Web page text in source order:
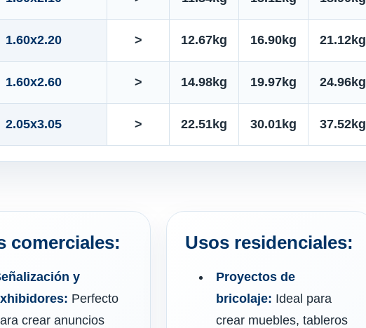
1.60x2.20 > 12.67kg 16.90kg 21.12kg
1.60x2.60 > 14.98kg 19.97kg 24.96kg
2.05x3.05 > 22.51kg 30.01kg 37.52kg
comerciales:
y
Perfecto
crear anuncios
Usos residenciales:
Proyectos de
bricolaje: Ideal para
crear muebles, tableros